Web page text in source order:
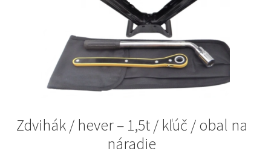
Zdvihák / hever – 1,5t / kľúč / obal na
náradie